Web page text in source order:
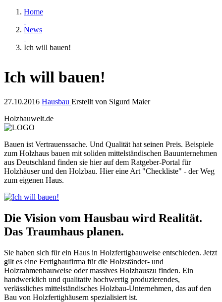
Home
News
Ich will bauen!
Ich will bauen!
27.10.2016 Hausbau Erstellt von Sigurd Maier
Holzbauwelt.de
Bauen ist Vertrauenssache. Und Qualität hat seinen Preis. Beispiele
zum Holzhaus bauen mit soliden mittelständischen Bauunternehmen
aus Deutschland finden sie hier auf dem Ratgeber-Portal für
Holzhäuser und den Holzbau. Hier eine Art "Checkliste" - der Weg
zum eigenen Haus.
Die Vision vom Hausbau wird Realität.
Das Traumhaus planen.
Sie haben sich für ein Haus in Holzfertigbauweise entschieden. Jetzt
gilt es eine Fertigbaufirma für die Holzständer- und
Holzrahmenbauweise oder massives Holzhauszu finden. Ein
handwerklich und qualitativ hochwertig produzierendes,
verlässliches mittelständisches Holzbau-Unternehmen, das auf den
Bau von Holzfertighäusern spezialisiert ist.